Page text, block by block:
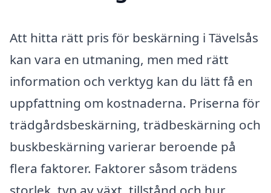
Att hitta rätt pris för beskärning i Tävelsås
kan vara en utmaning, men med rätt
information och verktyg kan du lätt få en
uppfattning om kostnaderna. Priserna för
trädgårdsbeskärning, trädbeskärning och
buskbeskärning varierar beroende på
flera faktorer. Faktorer såsom trädens